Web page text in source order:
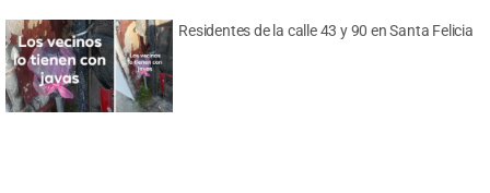
Residentes de la calle 43 y 90 en Santa Felicia